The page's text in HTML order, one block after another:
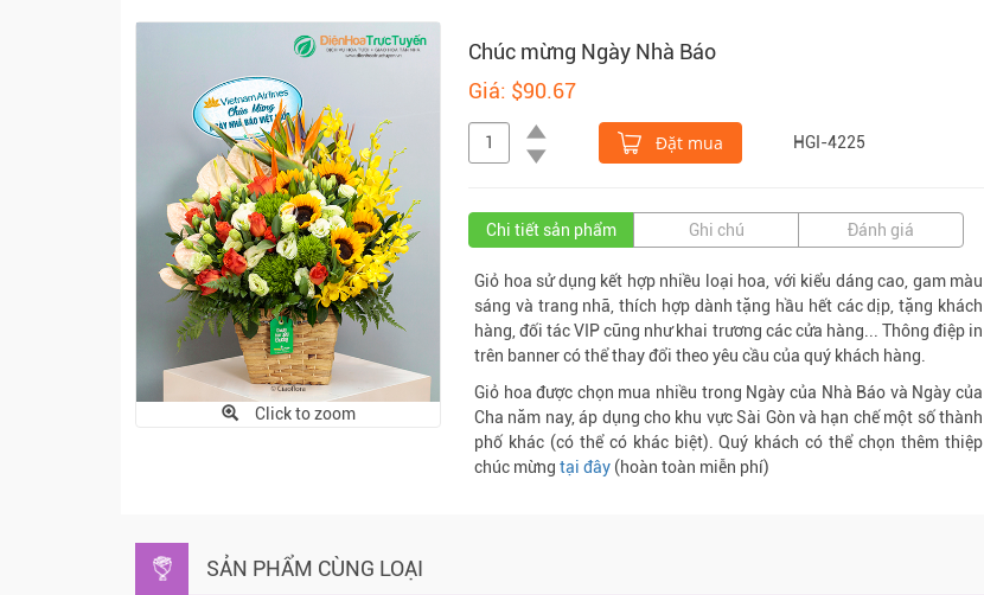
Click to zoom
Chúc mừng Ngày Nhà Báo
Giá: $90.67
Đặt mua HGI-4225
Chi tiết sản phẩm Ghi chú Đánh giá
Giỏ hoa sử dụng kết hợp nhiều loại hoa, với kiểu dáng cao, gam màu
sáng và trang nhã, thích hợp dành tặng hầu hết các dịp, tặng khách
hàng, đối tác VIP cũng như khai trương các cửa hàng... Thông điệp in
trên banner có thể thay đổi theo yêu cầu của quý khách hàng.
Giỏ hoa được chọn mua nhiều trong Ngày của Nhà Báo và Ngày của
Cha năm nay, áp dụng cho khu vực Sài Gòn và hạn chế một số thành
phố khác (có thể có khác biệt). Quý khách có thể chọn thêm thiệp
chúc mừng tại đây (hoàn toàn miễn phí)
SẢN PHẨM CÙNG LOẠI